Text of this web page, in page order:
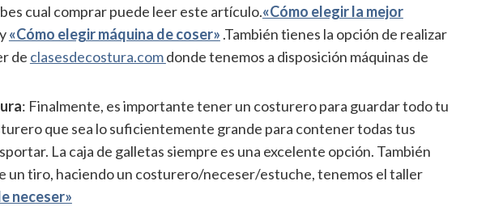
cual comprar puede leer este artículo.«Cómo elegir la mejor
y«Cómo elegir máquina de coser» .También tienes la opción de realizar
de clasesdecostura.comdonde tenemos a disposición máquinas de
: Finalmente, es importante tener un costurero para guardar todo tu
que sea lo suficientemente grande para contener todas tus
La caja de galletas siempre es una excelente opción. También
un tiro, haciendo un costurero/neceser/estuche, tenemos el taller
neceser»